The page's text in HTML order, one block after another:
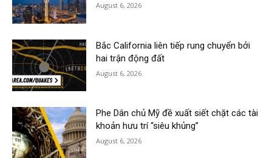
August 6, 2026
Bắc California liên tiếp rung chuyển bởi
hai trận động đất
August 6, 2026
Phe Dân chủ Mỹ đề xuất siết chặt các tài
khoản hưu trí “siêu khủng”
August 6, 2026